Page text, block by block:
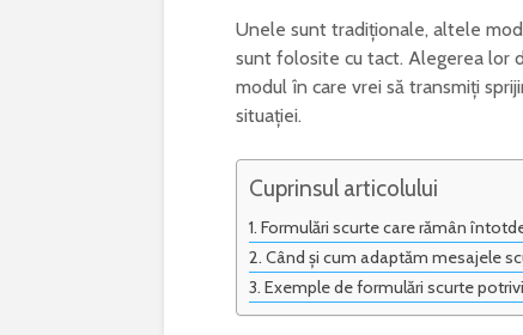
Unele sunt tradiționale, altele
sunt folosite cu tact. Alegerea lor
modul în care vrei să transmiți
situației.
Cuprinsul articolului
Formulări scurte care rămân
Când și cum adaptăm mesajele
Exemple de formulări scurte